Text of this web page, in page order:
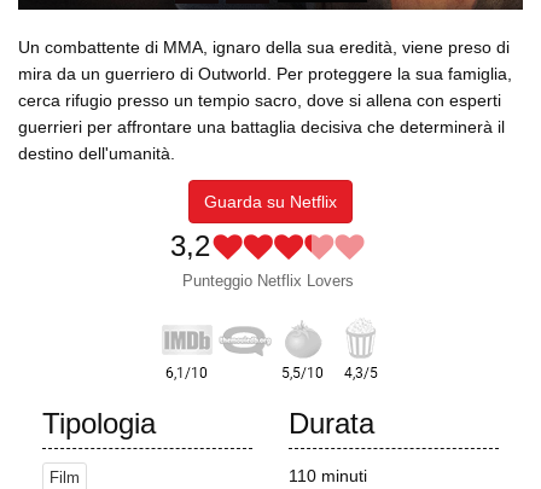
Un combattente di MMA, ignaro della sua eredità, viene preso di
mira da un guerriero di Outworld. Per proteggere la sua famiglia,
cerca rifugio presso un tempio sacro, dove si allena con esperti
guerrieri per affrontare una battaglia decisiva che determinerà il
destino dell'umanità.
Guarda su Netflix
3,2
Punteggio Netflix Lovers
Tipologia
Film
Durata
110 minuti